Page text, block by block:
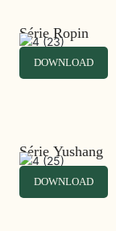
Série Ropin
DOWNLOAD
Série Yushang
DOWNLOAD